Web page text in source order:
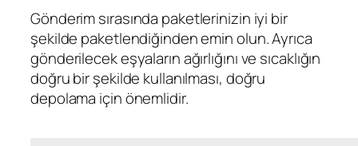
Gönderim sırasında paketlerinizin iyi bir
şekilde paketlendiğinden emin olun. Ayrıca
gönderilecek eşyaların ağırlığını ve sıcaklığın
doğru bir şekilde kullanılması, doğru
depolama için önemlidir.